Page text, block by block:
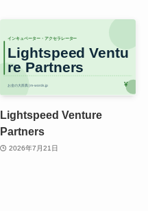
Lightspeed Venture
Partners
2026年7月21日